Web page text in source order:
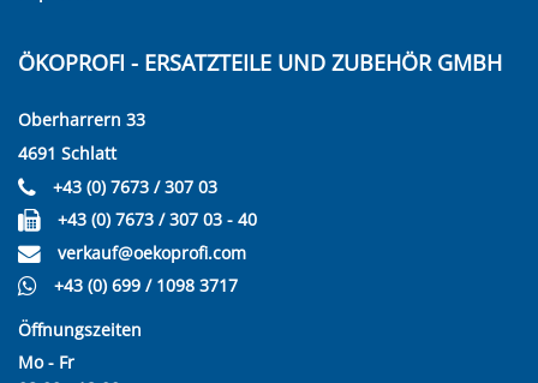
ÖKOPROFI - ERSATZTEILE UND ZUBEHÖR GMBH
Oberharrern 33
4691 Schlatt
+43 (0) 7673 / 307 03
+43 (0) 7673 / 307 03 - 40
verkauf@oekoprofi.com
+43 (0) 699 / 1098 3717
Öffnungszeiten
Mo - Fr